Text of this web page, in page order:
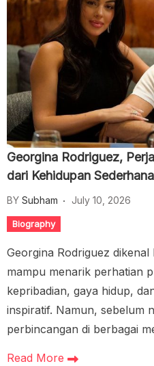
Georgina Rodriguez,
dari Kehidupan
BY Subham July 10, 2026
Biography
Georgina Rodriguez
mampu menarik perhatian
kepribadian, gaya hidup,
inspiratif. Namun, sebelum
perbincangan di berbagai
Read More